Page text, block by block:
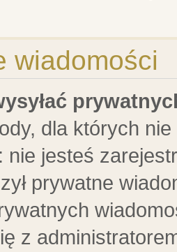
wiadomości
dla których
nie jesteś
prywatne
z